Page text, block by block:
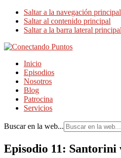
Saltar a la navegación principal
Saltar al contenido principal
Saltar a la barra lateral principal
Inicio
Episodios
Nosotros
Blog
Patrocina
Servicios
Buscar en la web...
Episodio 11: Santorini